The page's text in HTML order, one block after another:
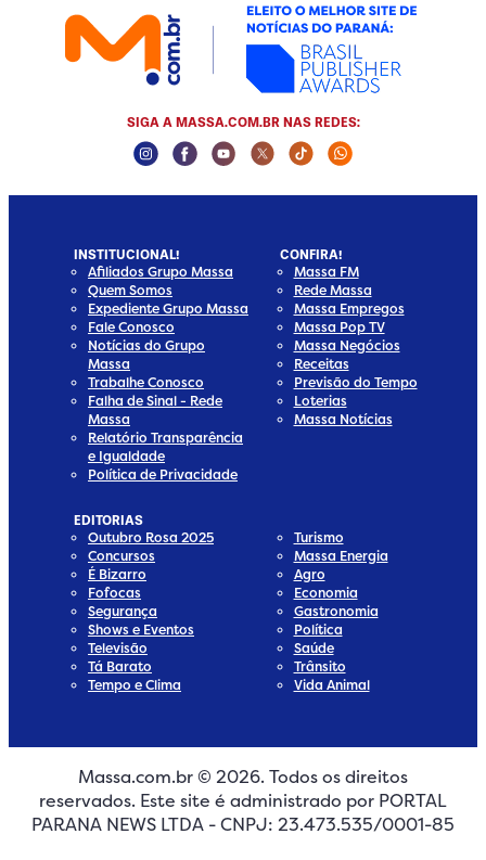
Media
Media
SIGA A MASSA.COM.BR NAS REDES:
Instagram Social Media
Facebook Social Media
Youtube Social Media
Twitter Social Media
Tiktok Social Media
Whatsapp
INSTITUCIONAL!
Afiliados Grupo Massa
Quem Somos
Expediente Grupo Massa
Fale Conosco
Notícias do Grupo
Massa
Trabalhe Conosco
Falha de Sinal - Rede
Massa
Relatório Transparência
e Igualdade
Política de Privacidade
CONFIRA!
Massa FM
Rede Massa
Massa Empregos
Massa Pop TV
Massa Negócios
Receitas
Previsão do Tempo
Loterias
Massa Notícias
EDITORIAS
Outubro Rosa 2025
Concursos
É Bizarro
Fofocas
Segurança
Shows e Eventos
Televisão
Tá Barato
Tempo e Clima
Turismo
Massa Energia
Agro
Economia
Gastronomia
Política
Saúde
Trânsito
Vida Animal
Massa.com.br © 2026. Todos os direitos
reservados. Este site é administrado por PORTAL
PARANA NEWS LTDA - CNPJ: 23.473.535/0001-85